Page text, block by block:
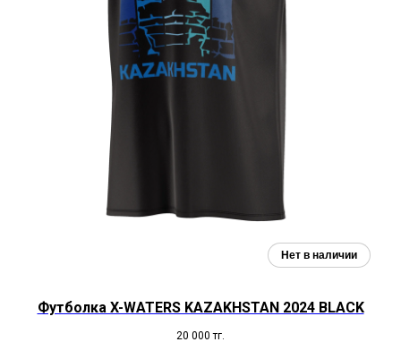
Футболка X-WATERS KAZAKHSTAN 2024 BLACK
20 000 тг.